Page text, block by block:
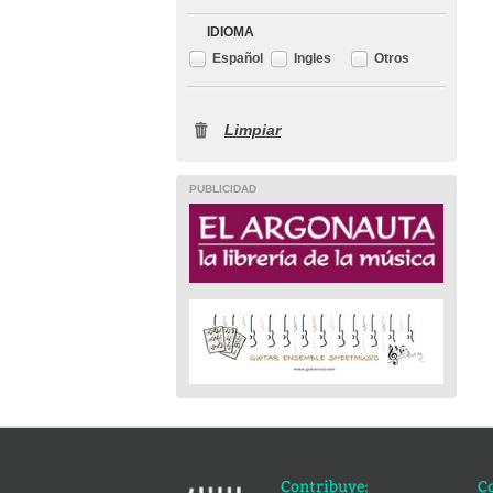
IDIOMA
Español
Ingles Otros
Limpiar
PUBLICIDAD
Contribuye: